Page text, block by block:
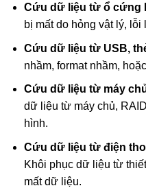
Cứu dữ liệu từ ổ cứng
bị mất do hỏng vật lý,
Cứu dữ liệu từ USB,
nhầm, format nhầm,
Cứu dữ liệu từ máy
dữ liệu từ máy chủ,
hình.
Cứu dữ liệu từ điện
Khôi phục dữ liệu từ
mất dữ liệu.